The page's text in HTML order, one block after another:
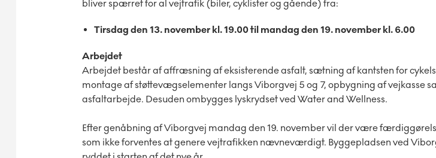
bliver spærret for al vejtrafik (biler, cyklister og gående) fra:
Tirsdag den 13. november kl. 19.00 til mandag den 19. november kl. 6.00
Arbejdet
Arbejdet består af affræsning af eksisterende asfalt, sætning af kantsten for
montage af støttevægselementer langs Viborgvej 5 og 7, opbygning af vejkasse
asfaltarbejde. Desuden ombygges lyskrydset ved Water and Wellness.
Efter genåbning af Viborgvej mandag den 19. november vil der være
som ikke forventes at genere vejtrafikken nævneværdigt. Byggepladsen ved